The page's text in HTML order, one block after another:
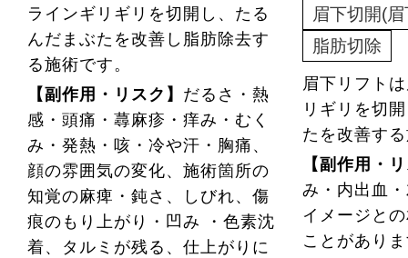
ラインギリギリを切開し、たる
んだまぶたを改善し脂肪除去す
る施術です。
【副作用・リスク】 だるさ・熱
感・頭痛・蕁麻疹・痒み・むく
み・発熱・咳・冷や汗・胸痛、
顔の雰囲気の変化、施術箇所の
知覚の麻痺・鈍さ、しびれ、傷
痕のもり上がり・凹み ・色素沈
着、タルミが残る、仕上がりに
眉下切開(
脂肪切除
眉下リフト
リギリを切
たを改善す
【副作用・
み・内出血
イメージと
ことがあり